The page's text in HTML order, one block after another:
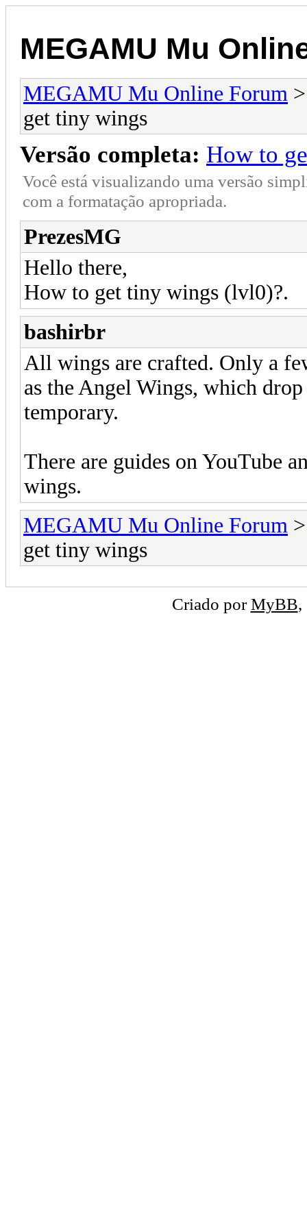
MEGAMU Mu
MEGAMU Mu Online Forum
get tiny wings
Versão completa: How to
Você está visualizando uma versão
com a formatação apropriada.
PrezesMG
Hello there,
How to get tiny wings (lvl0)?.
bashirbr
All wings are crafted. Only a
as the Angel Wings, which
temporary.
There are guides on YouTube
wings.
MEGAMU Mu Online Forum
get tiny wings
Criado porMyBB,